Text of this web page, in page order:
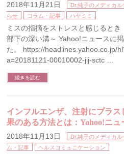
2018年11月21日 Dr.純子のメディカル
らせ
コラム・記事 ハヤミミ
ミスの指摘をストレスと感じると
部下の深い溝～ Yahoo!ニュースに
た。 https://headlines.yahoo.co.jp/
a=20181121-00010002-jij-sctc …
続きを読む
インフルエンザ、注射にプラス
果のある方法とは：Yahoo!ニュ
2018年11月13日 Dr.純子のメディカル
ム・記事
ヘルスコミュニケーション